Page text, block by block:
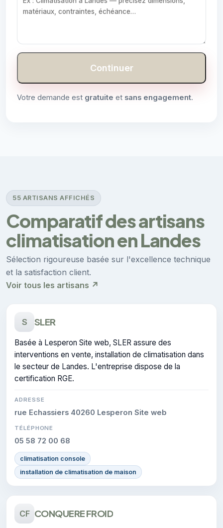
Continuer
Votre demande est gratuite et sans engagement.
55 ARTISANS AFFICHÉS
Comparatif des artisans
climatisation en Landes
Sélection rigoureuse basée sur l'excellence technique
et la satisfaction client.
Voir tous les artisans ↗
S SLER
Basée à Lesperon Site web, SLER assure des
interventions en vente, installation de climatisation dans
le secteur de Landes. L'entreprise dispose de la
certification RGE.
ADRESSE
rue Echassiers 40260 Lesperon Site web
TÉLÉPHONE
05 58 72 00 68
climatisation console
installation de climatisation de maison
CF CONQUERE FROID